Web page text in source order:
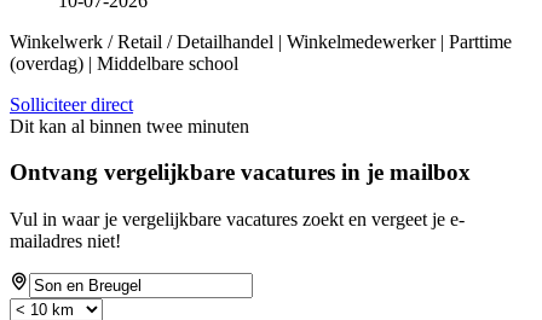
Winkelwerk / Retail / Detailhandel | Winkelmedewerker | Parttime
(overdag) | Middelbare school
Solliciteer direct
Dit kan al binnen twee minuten
Ontvang vergelijkbare vacatures in je mailbox
Vul in waar je vergelijkbare vacatures zoekt en vergeet je e-
mailadres niet!